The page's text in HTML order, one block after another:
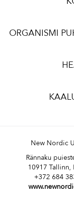
ORGANISMI
New Nordic
Rännaku
10917 Tallinn,
+372 684